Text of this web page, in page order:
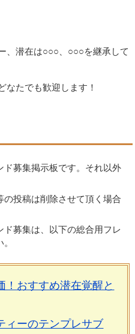
、潜在は○○○、○○○を継承して
なたでも歓迎します！
ド募集掲示板です。それ以外
投稿は削除させて頂く場合
募集は、以下の総合用フレ
！おすすめ潜在覚醒と
ィーのテンプレサブ